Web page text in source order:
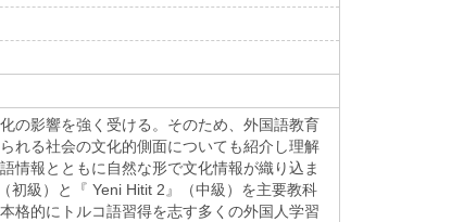
の影響を強く受ける。そのため、外国語教育
れる社会の文化的側面についても紹介し理解
情報とともに自然な形で文化情報が織り込ま
初級）と『 Yeni Hitit 2』（中級）を主要教科
格的にトルコ語習得を志す多くの外国人学習